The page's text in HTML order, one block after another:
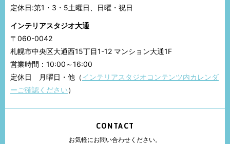
定休日:第1・3・5土曜日、日曜・祝日
インテリアスタジオ大通
〒060-0042
札幌市中央区大通西15丁目1-12 マンション大通1F
営業時間：10:00～16:00
定休日 月曜日・他（インテリアスタジオコンテンツ内カレンダ
ーご確認ください）
CONTACT
お気軽にお問い合わせください。